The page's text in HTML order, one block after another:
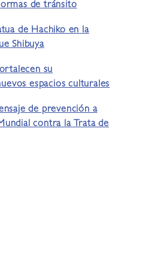
de tránsito
de Hachiko en la
Shibuya
su
espacios culturales
de prevención a
contra la Trata de